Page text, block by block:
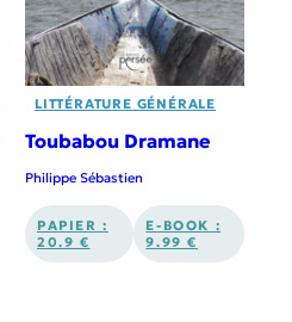
LITTÉRATURE GÉNÉRALE
Toubabou Dramane
Philippe Sébastien
PAPIER :
20.9 €
E-BOOK :
9.99 €